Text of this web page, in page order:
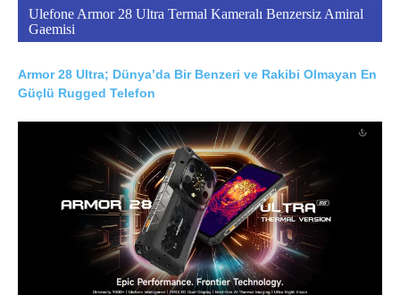
Ulefone Armor 28 Ultra Termal Kameralı Benzersiz Amiral
Gaemisi
Armor 28 Ultra; Dünya’da Bir Benzeri ve Rakibi Olmayan En
Güçlü Rugged Telefon